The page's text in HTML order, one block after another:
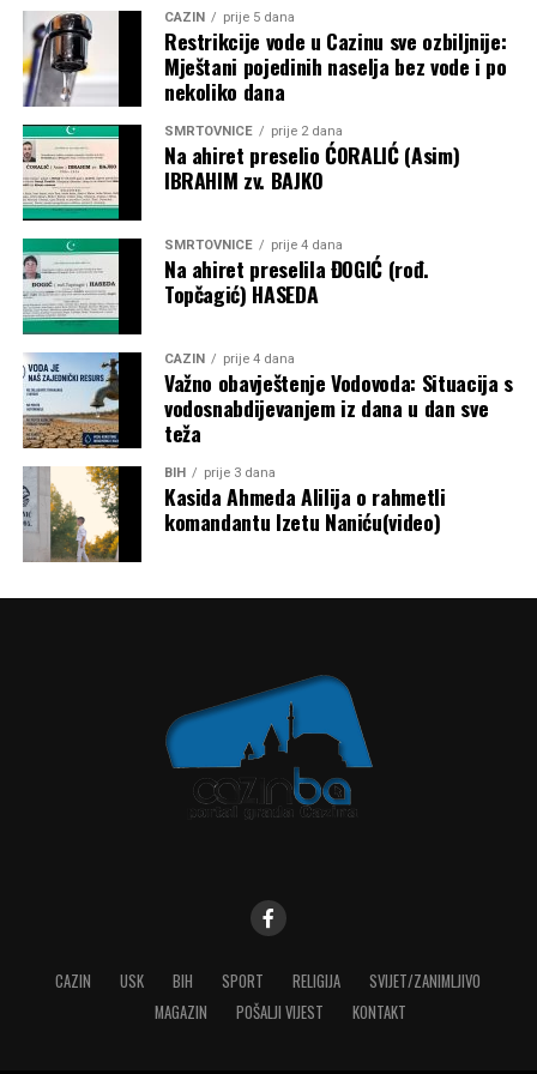
historijskog Mundijala 2030., koji će biti održan na tri
kontinenta i u šest država.
Share Post
Share
Tweet Share
CAZIN prije 5 dana
Restrikcije vode u Cazinu sve ozbiljnije:
Mještani pojedinih naselja bez vode i po
nekoliko dana
SMRTOVNICE prije 2 dana
Na ahiret preselio ĆORALIĆ (Asim)
IBRAHIM zv. BAJKO
SMRTOVNICE prije 4 dana
Na ahiret preselila ĐOGIĆ (rođ.
Topčagić) HASEDA
CAZIN prije 4 dana
Važno obavještenje Vodovoda: Situacija s
vodosnabdijevanjem iz dana u dan sve
teža
BIH prije 3 dana
Kasida Ahmeda Alilija o rahmetli
komandantu Izetu Naniću(video)
CAZIN USK BIH SPORT RELIGIJA
SVIJET/ZANIMLJIVO
MAGAZIN
POŠALJI VIJEST KONTAKT